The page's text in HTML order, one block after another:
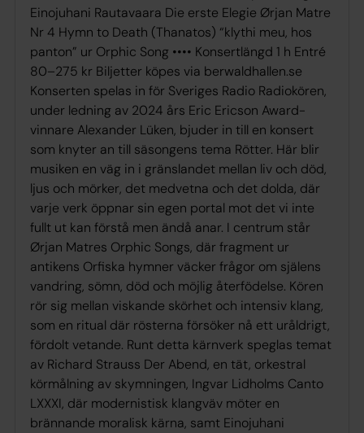
Einojuhani Rautavaara Die erste Elegie Ørjan Matre
Nr 4 Hymn to Death (Thanatos) “klythi meu, hos
panton” ur Orphic Song •••• Konsertlängd 1 h Entré
80–275 kr Biljetter köpes via berwaldhallen.se
Konserten spelas in för Sveriges Radio Radiokören,
under ledning av 2024 års Eric Ericson Award-
vinnare Alexander Lüken, bjuder in till en konsert
som knyter an till säsongens tema Rötter. Här blir
musiken en väg in i gränslandet mellan liv och död,
ljus och mörker, det medvetna och det dolda, där
varje verk öppnar sin egen portal mot det vi inte
fullt ut kan förstå men ändå anar. I centrum står
Ørjan Matres Orphic Songs, där fragment ur
antikens Orfiska hymner väcker frågor om själens
vandring, sömn, död och möjlig återfödelse. Kören
rör sig mellan viskande skörhet och intensiv klang,
som en ritual där rösterna försöker nå ett uråldrigt,
fördolt vetande. Runt detta kärnverk speglas temat
av Richard Strauss Der Abend, en tät, orkestral
körmålning av skymningen, Ingvar Lidholms Canto
LXXXI, där modernistisk klangväv möter en
brännande moralisk kärna, samt Einojuhani